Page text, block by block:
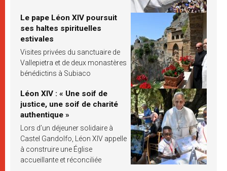
Le pape Léon XIV poursuit
ses haltes spirituelles
estivales
Visites privées du sanctuaire de
Vallepietra et de deux monastères
bénédictins à Subiaco
Léon XIV : « Une soif de
justice, une soif de charité
authentique »
Lors d’un déjeuner solidaire à
Castel Gandolfo, Léon XIV appelle
à construire une Église
accueillante et réconciliée